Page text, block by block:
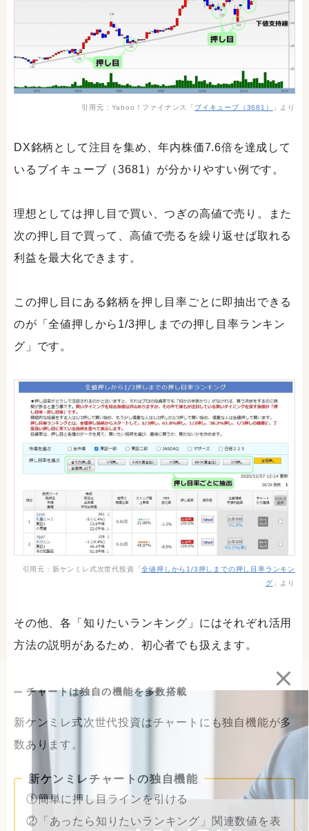
引用元：Yahoo！ファイナンス「 ブイキューブ（3681） 」より
DX銘柄として注目を集め、年内株価7.6倍を達成して
いるブイキューブ（3681）が分かりやすい例です。
理想としては押し目で買い、つぎの高値で売り。また
次の押し目で買って、高値で売るを繰り返せば取れる
利益を最大化できます。
この押し目にある銘柄を押し目率ごとに即抽出できる
のが「全値押しから1/3押しまでの押し目率ランキン
グ」です。
引用元：新ケンミレ式次世代投資「全値押しから1/3押しまでの押し目率ランキン
グ 」より
その他、各「知りたいランキング」にはそれぞれ活用
方法の説明があるため、初心者でも扱えます。
チャートは独自の機能を多数搭載
新ケンミレ式次世代投資はチャートにも独自機能が多
数あります。
新ケンミレチャートの独自機能
①簡単に押し目ラインを引ける
②「あったら知りたいランキング」関連数値を表